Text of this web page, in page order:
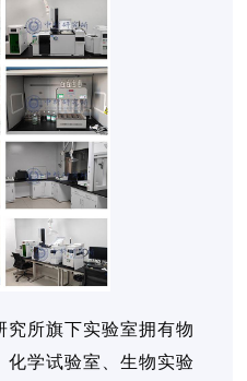
究所旗下实验室拥有物
化学试验室、生物实验